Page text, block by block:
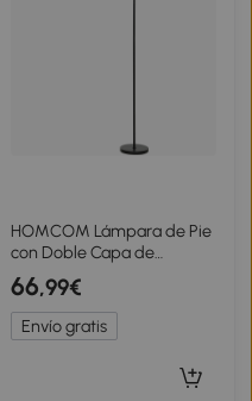
HOMCOM Lámpara de Pie
con Doble Capa de
Pantalla Bohemia con 3
Temperaturas de Color
Brillo Ajustable Control
Remoto
66,99€
Envío gratis